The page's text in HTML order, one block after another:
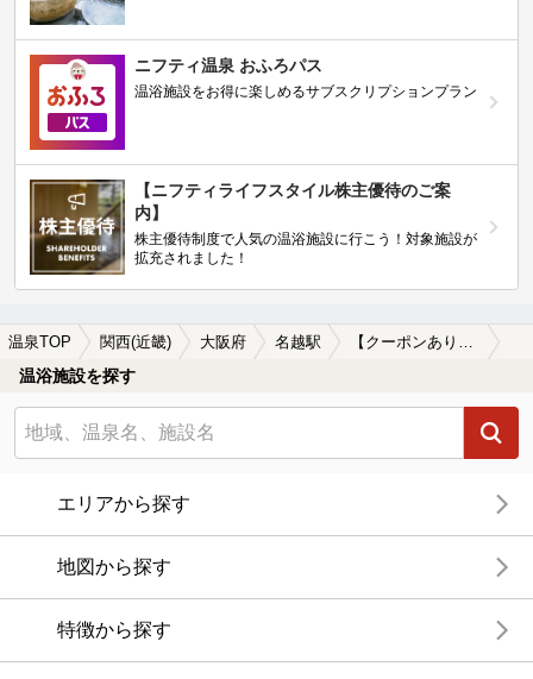
ニフティ温泉 おふろパス
温浴施設をお得に楽しめるサブスクリプションプラン
【ニフティライフスタイル株主優待のご案
内】
株主優待制度で人気の温浴施設に行こう！対象施設が
拡充されました！
温泉TOP 関西(近畿) 大阪府 名越駅 【クーポンあり】名越駅近くの温泉宿・温泉旅館・ホテルおすすめ(2026年版)
温浴施設を探す
エリアから探す
地図から探す
特徴から探す